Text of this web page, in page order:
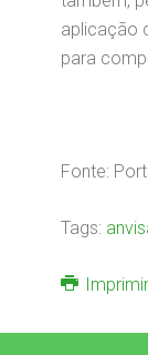
aplicação
para
Fonte:
Tags:
Imprimir